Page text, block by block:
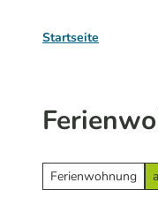
Startseite
Ferienwohnung